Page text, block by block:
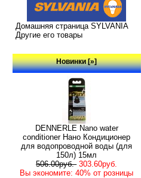
Домашняя страница SYLVANIA
Другие его товары
Новинки [»]
DENNERLE Nano water
conditioner Нано Кондиционер
для водопроводной воды (для
150л) 15мл
506.00руб. 303.60руб.
Вы экономите: 40% от розницы